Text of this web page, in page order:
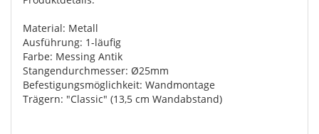
Material: Metall
Ausführung: 1-läufig
Farbe: Messing Antik
Stangendurchmesser: Ø25mm
Befestigungsmöglichkeit: Wandmontage
Trägern: "Classic" (13,5 cm Wandabstand)